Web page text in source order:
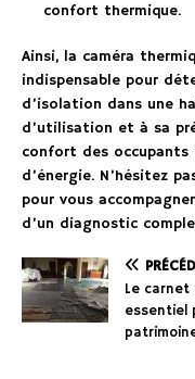
confort thermique.
Ainsi, la caméra
indispensable pour
d’isolation dans une
d’utilisation et à sa
confort des
d’énergie. N’hésitez
pour vous
d’un diagnostic
Le
essentiel